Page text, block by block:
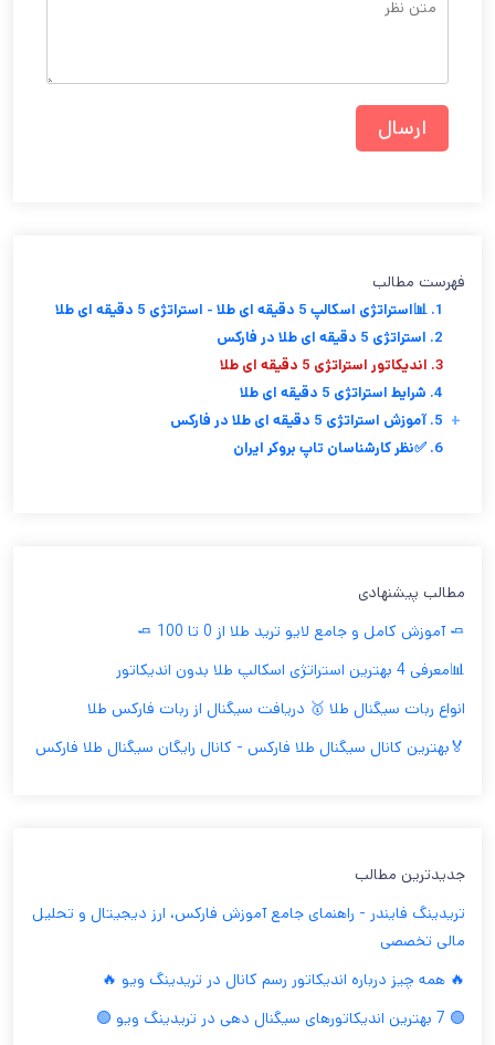
فهرست مطالب
1. 📊استراتژی اسکالپ 5 دقیقه ای طلا - استراتژی 5 دقیقه ای طلا
2. استراتژی 5 دقیقه ای طلا در فارکس
3. اندیکاتور استراتژی 5 دقیقه ای طلا
4. شرایط استراتژی 5 دقیقه ای طلا
5. آموزش استراتژی 5 دقیقه ای طلا در فارکس +
6. ✅نظر کارشناسان تاپ بروکر ایران
مطالب پیشنهادی
🧈 آموزش کامل و جامع لایو ترید طلا از 0 تا 100 🧈
📊معرفی 4 بهترین استراتژی اسکالپ طلا بدون اندیکاتور
انواع ربات سیگنال طلا 🥇 دریافت سیگنال از ربات فارکس طلا
🏅بهترین کانال سیگنال طلا فارکس - کانال رایگان سیگنال طلا فارکس
جدیدترین مطالب
تریدینگ فایندر - راهنمای جامع آموزش فارکس، ارز دیجیتال و تحلیل
مالی تخصصی
🔥 همه چیز درباره اندیکاتور رسم کانال در تریدینگ ویو 🔥
🟢 7 بهترین اندیکاتورهای سیگنال دهی در تریدینگ ویو 🟢